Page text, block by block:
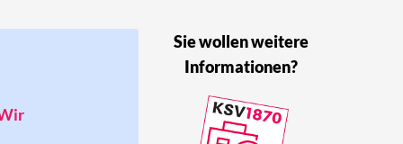
Sie wollen weitere
Informationen?